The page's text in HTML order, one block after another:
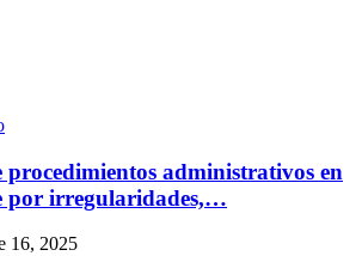
procedimientos administrativos en
por irregularidades,…
16, 2025